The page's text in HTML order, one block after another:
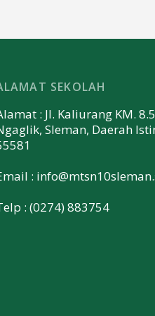
SEKOLAH
: Jl. Kaliurang KM.
Sleman, Daerah
:
: (0274) 883754